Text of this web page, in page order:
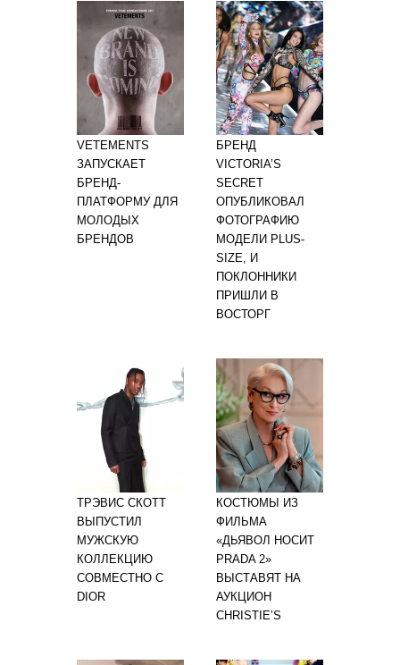
VETEMENTS
ЗАПУСКАЕТ
БРЕНД-
ПЛАТФОРМУ ДЛЯ
МОЛОДЫХ
БРЕНДОВ
БРЕНД
VICTORIA’S
SECRET
ОПУБЛИКОВАЛ
ФОТОГРАФИЮ
МОДЕЛИ PLUS-
SIZE, И
ПОКЛОННИКИ
ПРИШЛИ В
ВОСТОРГ
ТРЭВИС СКОТТ
ВЫПУСТИЛ
МУЖСКУЮ
КОЛЛЕКЦИЮ
СОВМЕСТНО С
DIOR
КОСТЮМЫ ИЗ
ФИЛЬМА
«ДЬЯВОЛ НОСИТ
PRADA 2»
ВЫСТАВЯТ НА
АУКЦИОН
CHRISTIE’S